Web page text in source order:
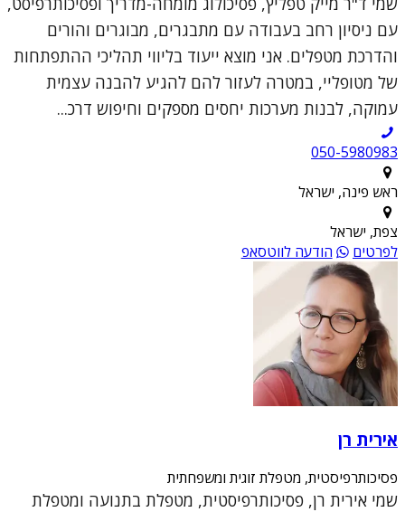
עם ניסיון רחב בעבודה עם מתבגרים, מבוגרים והורים
והדרכת מטפלים. אני מוצא ייעוד בליווי תהליכי ההתפתחות
של מטופליי, במטרה לעזור להם להגיע להבנה עצמית
עמוקה, לבנות מערכות יחסים מספקים וחיפוש דרכ...
050-5980983
ראש פינה, ישראל
צפת, ישראל
לפרטים
הודעה לווטסאפ
אירית רן
פסיכותרפיסטית, מטפלת זוגית ומשפחתית
שמי אירית רן, פסיכותרפיסטית, מטפלת בתנועה ומטפלת